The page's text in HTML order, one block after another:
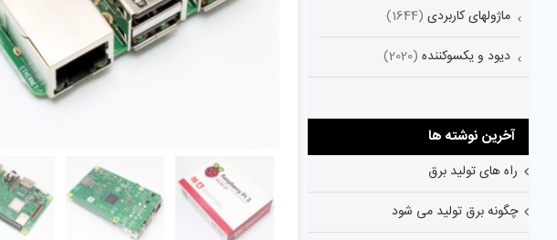
ماژولهای کاربردی (1644)
دیود و یکسوکننده (2020)
آخرین نوشته ها
راه های تولید برق
چگونه برق تولید می شود